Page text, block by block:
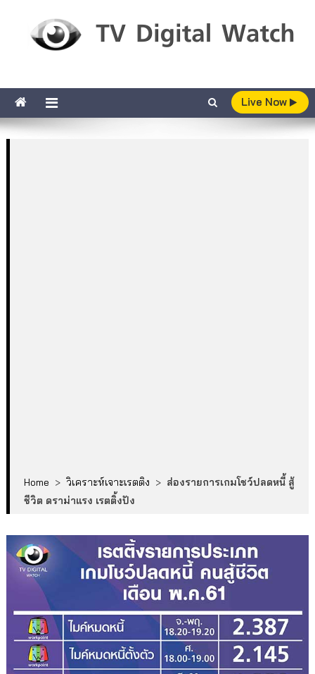
Live Now
Home > วิเคราะห์เจาะเรตติง > ส่องรายการเกมโชว์ปลดหนี้ สู้
ชีวิต ดราม่าแรง เรตติ้งปัง